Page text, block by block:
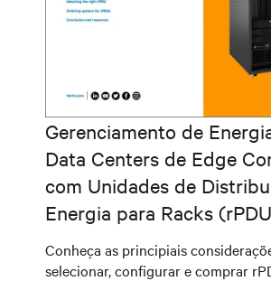
Gerenciamento de
Data Centers de Edge
com Unidades de
Energia para Racks
Conheça as principiais
selecionar, configurar e comprar